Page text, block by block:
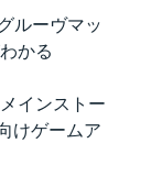
ルーヴマッ
かる
インストー
けゲームア